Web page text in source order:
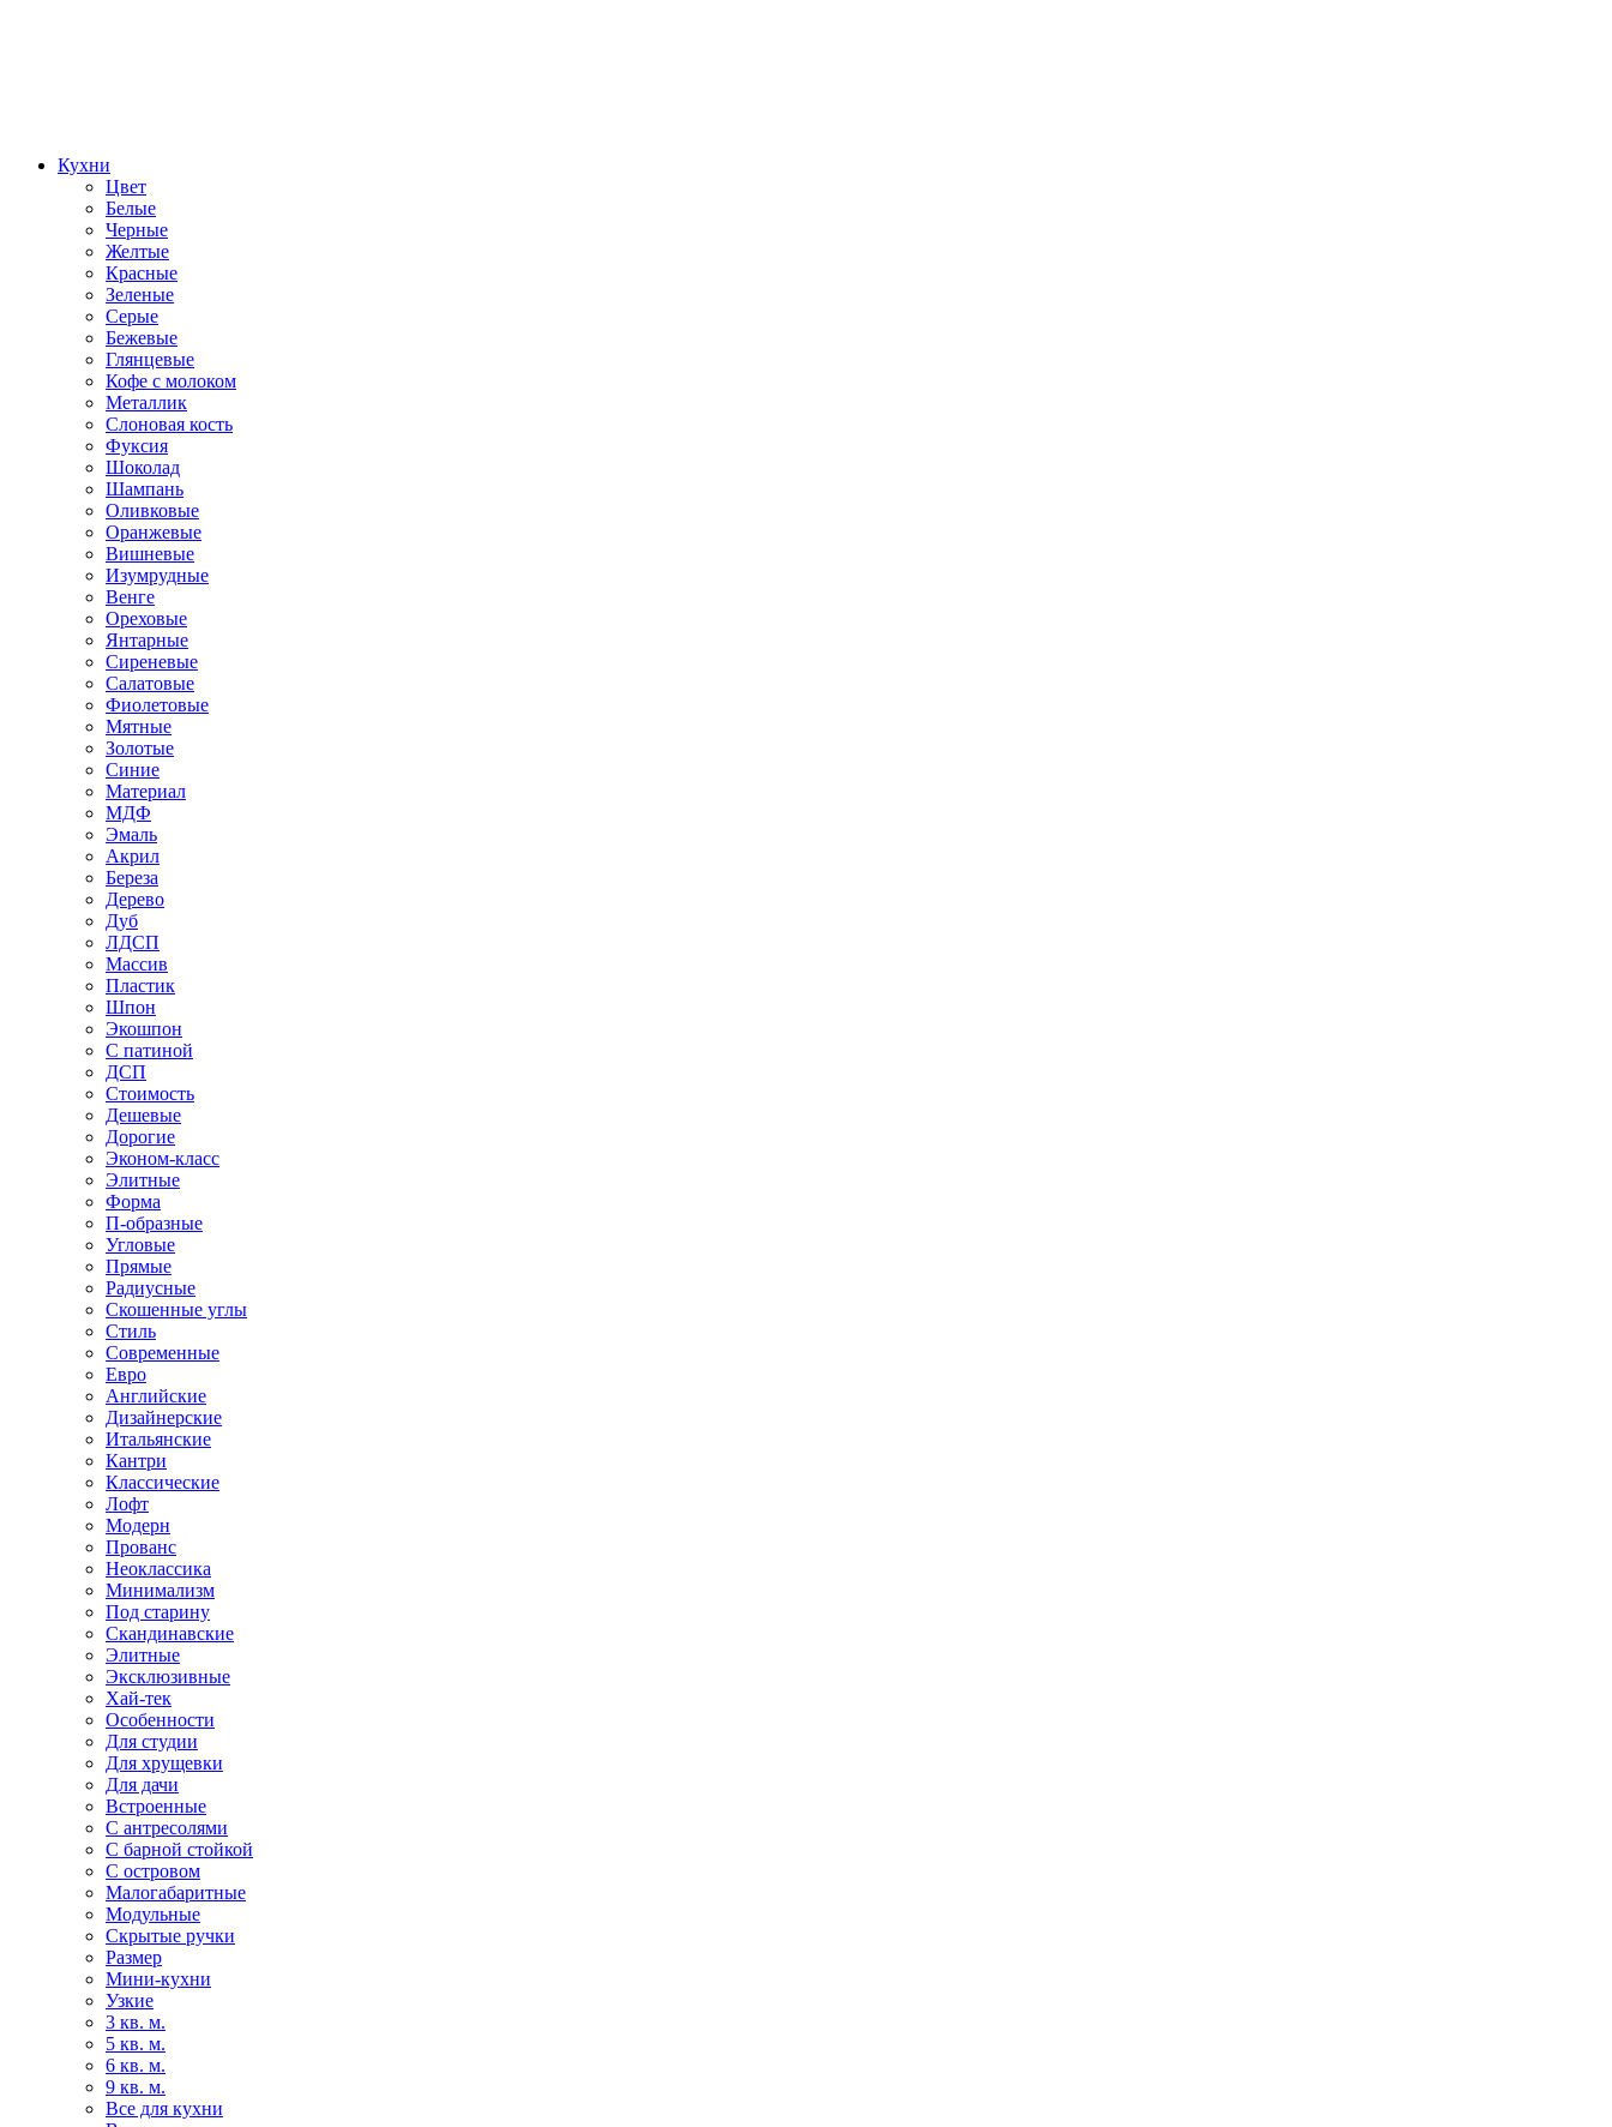
Кухни
Цвет
Белые
Черные
Желтые
Красные
Зеленые
Серые
Бежевые
Глянцевые
Кофе с молоком
Металлик
Слоновая кость
Фуксия
Шоколад
Шампань
Оливковые
Оранжевые
Вишневые
Изумрудные
Венге
Ореховые
Янтарные
Сиреневые
Салатовые
Фиолетовые
Мятные
Золотые
Синие
Материал
МДФ
Эмаль
Акрил
Береза
Дерево
Дуб
ЛДСП
Массив
Пластик
Шпон
Экошпон
С патиной
ДСП
Стоимость
Дешевые
Дорогие
Эконом-класс
Элитные
Форма
П-образные
Угловые
Прямые
Радиусные
Скошенные углы
Стиль
Современные
Евро
Английские
Дизайнерские
Итальянские
Кантри
Классические
Лофт
Модерн
Прованс
Неоклассика
Минимализм
Под старину
Скандинавские
Элитные
Эксклюзивные
Хай-тек
Особенности
Для студии
Для хрущевки
Для дачи
Встроенные
С антресолями
С барной стойкой
С островом
Малогабаритные
Модульные
Скрытые ручки
Размер
Мини-кухни
Узкие
3 кв. м.
5 кв. м.
6 кв. м.
9 кв. м.
Все для кухни